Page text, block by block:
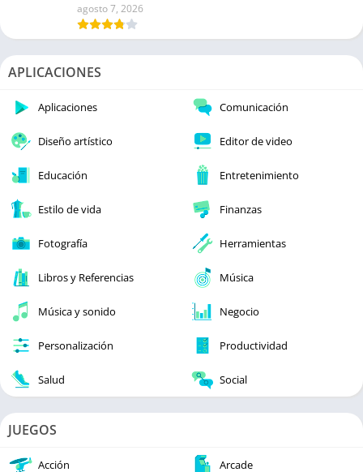
agosto 7, 2026
APLICACIONES
Aplicaciones Comunicación
Diseño artístico Editor de video
Educación Entretenimiento
Estilo de vida Finanzas
Fotografía Herramientas
Libros y Referencias Música
Música y sonido Negocio
Personalización Productividad
Salud Social
JUEGOS
Acción Arcade